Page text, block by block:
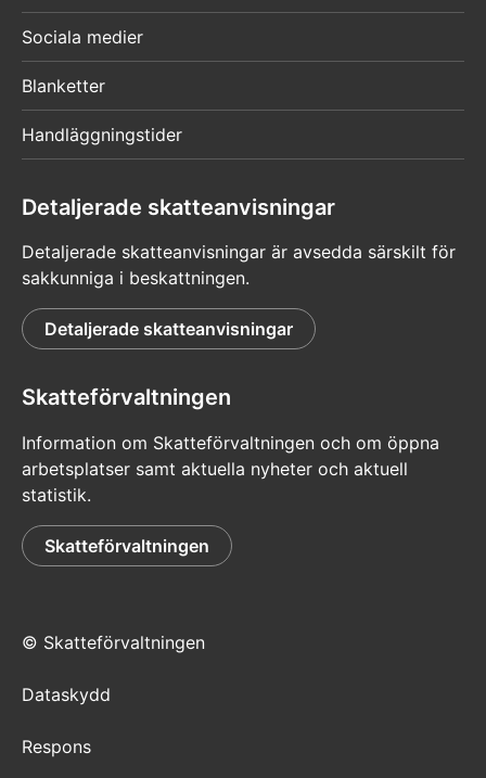
Sociala medier
Blanketter
Handläggningstider
Detaljerade skatteanvisningar
Detaljerade skatteanvisningar är avsedda särskilt för
sakkunniga i beskattningen.
Detaljerade skatteanvisningar
Skatteförvaltningen
Information om Skatteförvaltningen och om öppna
arbetsplatser samt aktuella nyheter och aktuell
statistik.
Skatteförvaltningen
© Skatteförvaltningen
Dataskydd
Respons